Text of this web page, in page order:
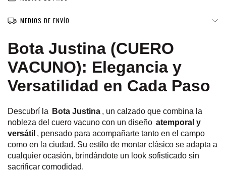
MEDIOS DE ENVÍO
Bota Justina (CUERO
VACUNO): Elegancia y
Versatilidad en Cada Paso
Descubrí la Bota Justina , un calzado que combina la
nobleza del cuero vacuno con un diseño atemporal y
versátil , pensado para acompañarte tanto en el campo
como en la ciudad. Su estilo de montar clásico se adapta a
cualquier ocasión, brindándote un look sofisticado sin
sacrificar comodidad.